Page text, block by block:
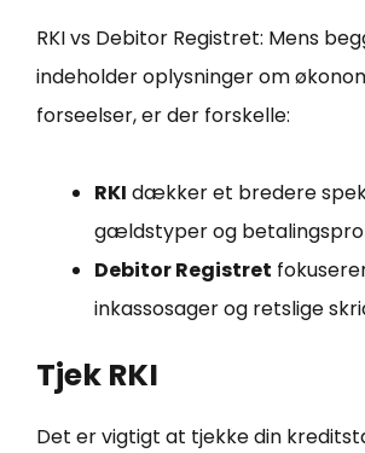
RKI vs Debitor Registret: Mens
indeholder oplysninger om
forseelser, er der forskelle:
RKI dækker et bredere
gældstyper og
Debitor Registret
inkassosager og retslige
Tjek RKI
Det er vigtigt at tjekke din